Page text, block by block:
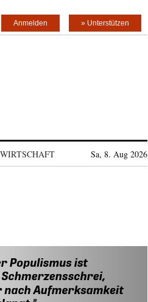
» Unterstützen
Anmelden
WIRTSCHAFT Sa, 8. Aug 2026